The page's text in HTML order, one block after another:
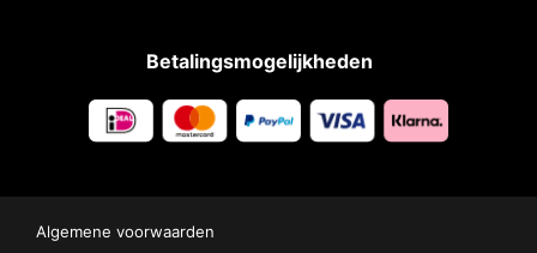
Betalingsmogelijkheden
Algemene voorwaarden